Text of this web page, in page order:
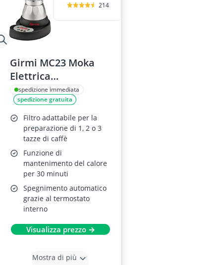
214
Girmi MC23 Moka
Elettrica
Programmabile 1-3
Tazze
spedizione immediata
spedizione gratuita
Filtro adattabile per la
preparazione di 1, 2 o 3
tazze di caffè
Funzione di
mantenimento del calore
per 30 minuti
Spegnimento automatico
grazie al termostato
interno
Visualizza prezzo →
Mostra di più